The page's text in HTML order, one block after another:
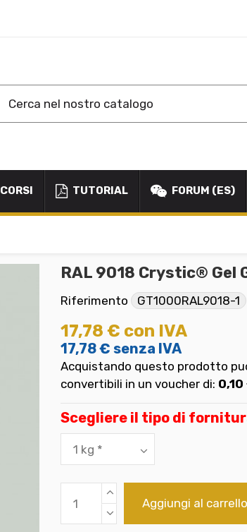
CORSI TUTORIAL FORUM (ES)
RAL 9018 Crystic® Gel
Riferimento GT1000RAL9018-1
17,78 € con IVA
17,78 € senza IVA
Acquistando questo prodotto
convertibili in un voucher di: 0,10
Scegliere il tipo di
Aggiungi al carrello